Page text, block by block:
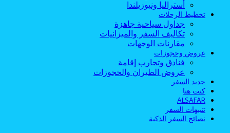
أستراليا ونيوزيلندا
تخطيط الرحلات
جداول سياحية جاهزة
تكاليف السفر والميزانيات
مقارنات الوجهات
عروض وحجوزات
فنادق وتجارب إقامة
عروض الطيران والحجوزات
جديد السفر
كنت هنا
ALSAFAR
تنبيهات السفر
نصائح السفر الذكية